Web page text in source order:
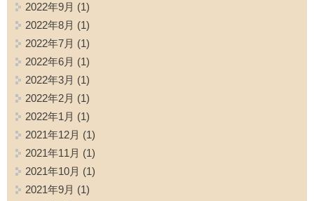
2022年9月 (1)
2022年8月 (1)
2022年7月 (1)
2022年6月 (1)
2022年3月 (1)
2022年2月 (1)
2022年1月 (1)
2021年12月 (1)
2021年11月 (1)
2021年10月 (1)
2021年9月 (1)